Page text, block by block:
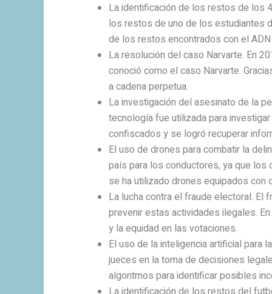
La identificación de los restos de los
los restos de uno de los estudiantes
de los restos encontrados con el
La resolución del caso Narvarte. En
conoció como el caso Narvarte.
a cadena perpetua.
La investigación del asesinato de la
tecnología fue utilizada para
confiscados y se logró recuperar
El uso de drones para combatir la
país para los conductores, ya que
se ha utilizado drones equipados con
La lucha contra el fraude electoral. El
prevenir estas actividades ilegales.
y la equidad en las votaciones.
El uso de la inteligencia artificial para
jueces en la toma de decisiones
algoritmos para identificar posibles